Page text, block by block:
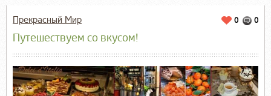
0
0
Прекрасный Мир
Путешествуем со вкусом!